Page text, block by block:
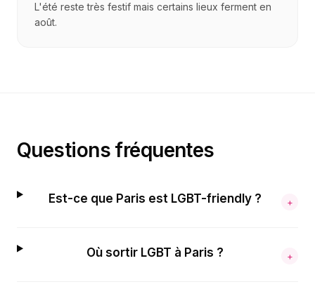
L'été reste très festif mais certains lieux ferment en
août.
Questions fréquentes
Est-ce que Paris est LGBT-friendly ? +
Où sortir LGBT à Paris ? +